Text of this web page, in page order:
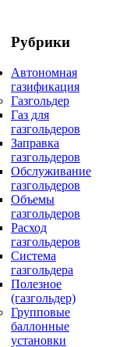
Рубрики
Автономная
газификация
Газгольдер
Газ для
газгольдеров
Заправка
газгольдеров
Обслуживание
газгольдеров
Объемы
газгольдеров
Расход
газгольдеров
Система
газгольдера
Полезное
(газгольдер)
Групповые
баллонные
установки